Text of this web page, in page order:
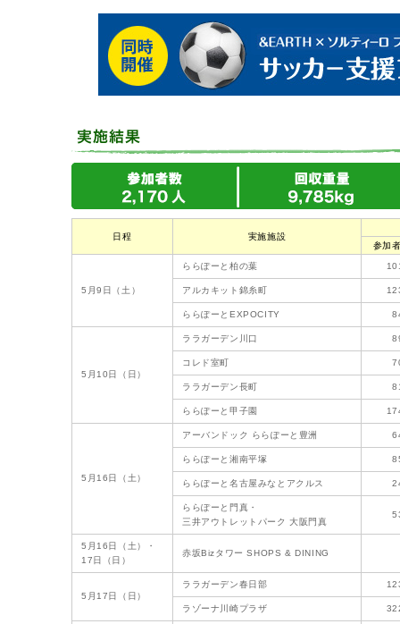
日程
実施施設
参加
5月9日（土）
ららぽーと柏の葉
アルカキット錦糸町
ららぽーとEXPOCITY
5月10日（日）
ララガーデン川口
コレド室町
ララガーデン長町
ららぽーと甲子園
5月16日（土）
アーバンドック ららぽーと豊洲
ららぽーと湘南平塚
ららぽーと名古屋みなとアクルス
ららぽーと門真・
三井アウトレットパーク 大阪門真
5月16日（土）・
17日（日）
赤坂Bizタワー SHOPS & DINING
5月17日（日）
ララガーデン春日部
ラゾーナ川崎プラザ